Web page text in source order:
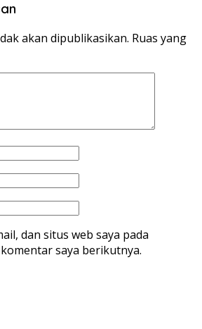
akan dipublikasikan. Ruas yang
dan situs web saya pada
saya berikutnya.